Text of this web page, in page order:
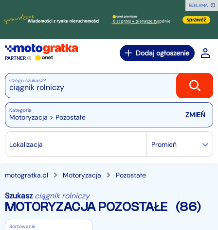
REKLAMA
PARTNER
Dodaj ogłoszenie
Czego szukasz?
Kategoria
Motoryzacja > Pozostałe
Lokalizacja Promień
motogratka.pl Motoryzacja Pozostałe
Szukasz ciągnik rolniczy
MOTORYZACJA POZOSTAŁE (86)
Sortowanie